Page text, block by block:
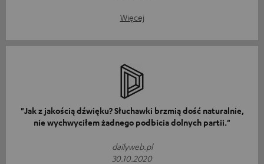
Więcej
"Jak z jakością dźwięku? Słuchawki brzmią dość naturalnie,
nie wychwyciłem żadnego podbicia dolnych partii."
dailyweb.pl
30.10.2020